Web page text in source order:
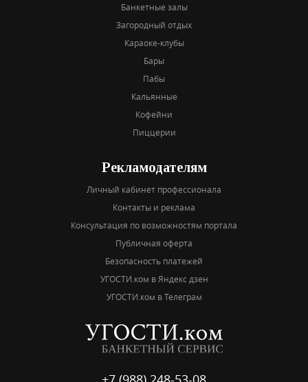
Банкетные залы
Загородный отдых
Караоке-клубы
Бары
Пабы
Кальянные
Кофейни
Пиццерии
Рекламодателям
Личный кабинет профессионала
Контакты и реклама
Консультация по возможностям портала
Публичная оферта
Безопасность платежей
УГОСТИ.ком в Яндекс дзен
УГОСТИ.ком в Телеграм